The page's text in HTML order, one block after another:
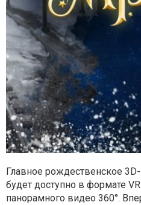
Главное рождественское
будет доступно в формате
панорамного видео 360°.